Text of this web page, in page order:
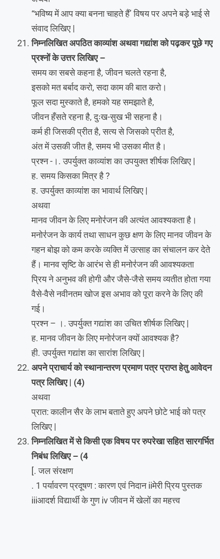
“भविष्य में आप क्या बनना चाहते हैं’ विषय पर अपने बड़े भाई से
संवाद लिखिए |
निम्नलिखित अपठित काव्यांश अथवा गद्यांश को पढ़कर पूछे गए
प्रश्नों के उत्तर लिखिए –
समय का सबसे कहना है, जीवन चलते रहना है,
इसको मत बर्बाद करो, सदा काम की बात करो।
फूल सदा मुस्काते है, हमको यह समझाते है,
जीवन हँसते रहना है, दुःख-सुख भी सहना है।
कर्म ही जिसकी प्रीत है, सत्य से जिसको प्रीत है,
अंत में उसकी जीत है, समय भी उसका मीत है।
प्रश्न -।. उपर्युक्त काव्यांश का उपयुक्त शीर्षक लिखिए |
ह. समय किसका मित्र है ?
ह. उपर्युक्त काव्यांश का भावार्थ लिखिए |
अथवा
मानव जीवन के लिए मनोर॑जन की अत्यंत आवश्यकता है।
मनोर॑जन के कार्य तथा साधन कुछ क्षण के लिए मानव जीवन के
गहन बोझ को कम करके व्यक्ति में उत्साह का संचालन कर देते
हैं। मानव सृष्टि के आरंभ से ही मनोर॑जन की आवश्यकता
प्रिय ने अनुभव की होगी और जैसे-जैसे समय व्यतीत होता गया
वैसे-वैसे नवीनतम खोज इस अभाव को पूरा करने के लिए की
गई।
प्रश्न – ।. उपर्युक्त गद्यांश का उचित शीर्षक लिखिए |
ह. मानव जीवन के लिए मनोर॑जन क्यों आवश्यक है?
ही. उपर्युक्त गद्यांश का सारांश लिखिए |
अपने प्राचार्य को स्थानान्तरण प्रमाण पत्र प्राप्त हेतु आवेदन
पत्र लिखिए | (4)
अथवा
प्रात: कालीन सैर के लाभ बताते हुए अपने छोटे भाई को पत्र
लिखिए |
निम्नलिखित में से किसी एक विषय पर रुपरेखा सहित सारगर्भित
निबंध लिखिए – (4
[. जल संरक्षण
. 1 पर्यावरण प्रदूषण : कारण एवं निदान iiमेरी प्रिय पुस्तक
iiiआदर्श विद्यार्थी के गुण iv जीवन में खेलों का महत्त्व